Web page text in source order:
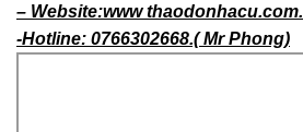
– Website:www thaodonhacu.com.
-Hotline: 0766302668.( Mr Phong)